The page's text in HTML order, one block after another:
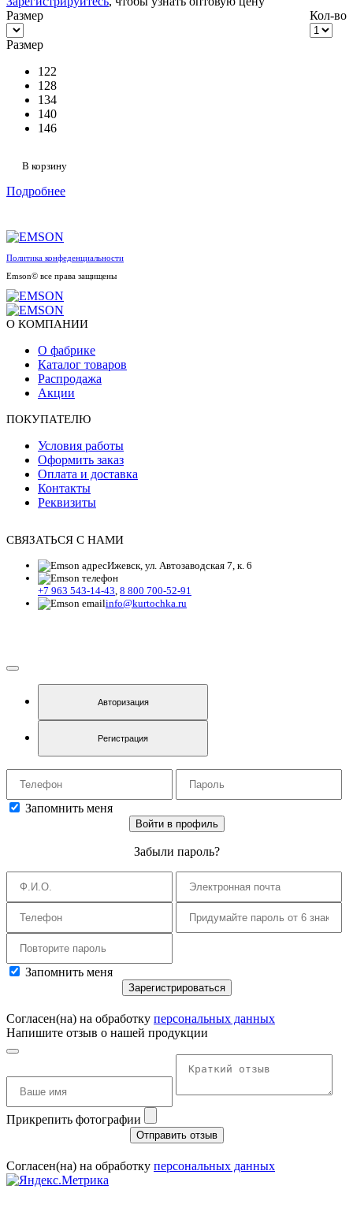
Размер
Кол-во
Размер
122
128
134
140
146
В корзину
Подробнее
Политика конфеденциальности
Emson© все права защищены
О КОМПАНИИ
О фабрике
Каталог товаров
Распродажа
Акции
ПОКУПАТЕЛЮ
Условия работы
Оформить заказ
Оплата и доставка
Контакты
Реквизиты
СВЯЗАТЬСЯ С НАМИ
Ижевск, ул. Автозаводская 7, к. 6
+7 963 543-14-43 8 800 700-52-91
info@kurtochka.ru
Авторизация
Регистрация
Запомнить меня
Войти в профиль
Забыли пароль?
Запомнить меня
Зарегистрироваться
Согласен(на) на обработку персональных данных
Напишите отзыв о нашей продукции
Прикрепить фотографии
Отправить отзыв
Согласен(на) на обработку персональных данных